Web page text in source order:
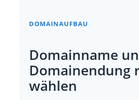
DOMAINAUFBAU
Domainname
Domainendung
wählen